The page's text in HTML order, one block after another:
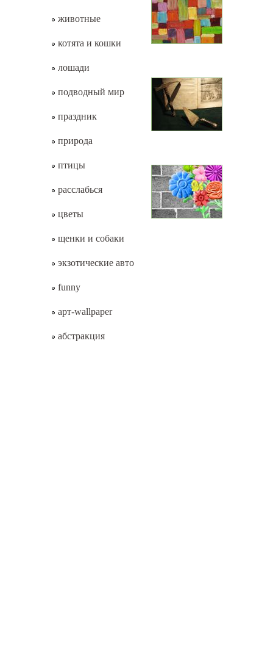
животные
котята и кошки
лошади
подводный мир
праздник
природа
птицы
расслабься
цветы
щенки и собаки
экзотические авто
funny
арт-wallpaper
абстракция